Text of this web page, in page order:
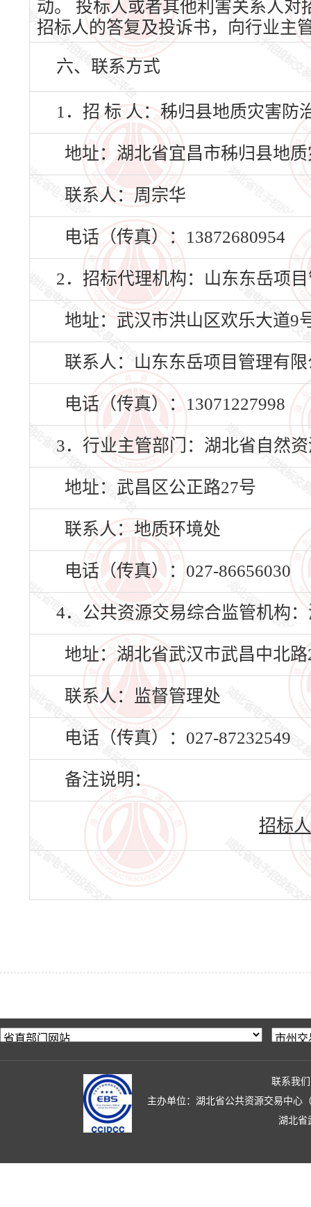
动。 投标人或者其他利害关系人
招标人的答复及投诉书，向行业主
六、联系方式
1．招 标 人：秭归县地质灾害防
地址：湖北省宜昌市秭归县地
联系人：周宗华
电话（传真）：13872680954
2．招标代理机构：山东东岳项
地址：武汉市洪山区欢乐大道9
联系人：山东东岳项目管理有
电话（传真）：13071227998
3．行业主管部门：湖北省自然
地址：武昌区公正路27号
联系人：地质环境处
电话（传真）：027-86656030
4．公共资源交易综合监管机构
地址：湖北省武汉市武昌中北路
联系人：监督管理处
电话（传真）：027-87232549
备注说明：
招标
联系我们
主办单位：湖北省公共资源交易中心
湖北省